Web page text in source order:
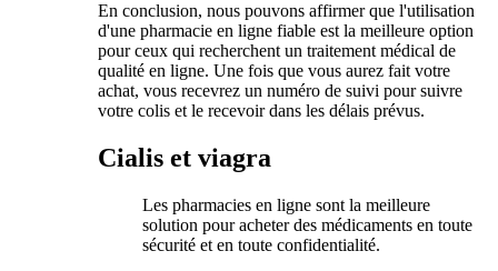
En conclusion, nous pouvons affirmer que l'utilisation
d'une pharmacie en ligne fiable est la meilleure option
pour ceux qui recherchent un traitement médical de
qualité en ligne. Une fois que vous aurez fait votre
achat, vous recevrez un numéro de suivi pour suivre
votre colis et le recevoir dans les délais prévus.
Cialis et viagra
Les pharmacies en ligne sont la meilleure
solution pour acheter des médicaments en toute
sécurité et en toute confidentialité.